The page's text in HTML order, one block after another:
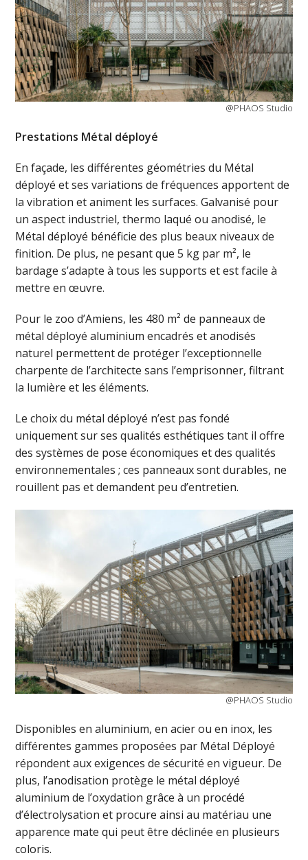
@PHAOS Studio
Prestations Métal déployé
En façade, les différentes géométries du Métal
déployé et ses variations de fréquences apportent de
la vibration et animent les surfaces. Galvanisé pour
un aspect industriel, thermo laqué ou anodisé, le
Métal déployé bénéficie des plus beaux niveaux de
finition. De plus, ne pesant que 5 kg par m², le
bardage s’adapte à tous les supports et est facile à
mettre en œuvre.
Pour le zoo d’Amiens, les 480 m² de panneaux de
métal déployé aluminium encadrés et anodisés
naturel permettent de protéger l’exceptionnelle
charpente de l’architecte sans l’emprisonner, filtrant
la lumière et les éléments.
Le choix du métal déployé n’est pas fondé
uniquement sur ses qualités esthétiques tant il offre
des systèmes de pose économiques et des qualités
environnementales ; ces panneaux sont durables, ne
rouillent pas et demandent peu d’entretien.
@PHAOS Studio
Disponibles en aluminium, en acier ou en inox, les
différentes gammes proposées par Métal Déployé
répondent aux exigences de sécurité en vigueur. De
plus, l’anodisation protège le métal déployé
aluminium de l’oxydation grâce à un procédé
d’électrolysation et procure ainsi au matériau une
apparence mate qui peut être déclinée en plusieurs
coloris.